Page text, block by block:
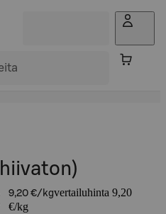
9,20 €/kgvertailuhinta 9,20
€/kg